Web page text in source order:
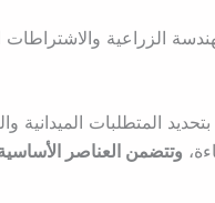
الزراعية والاشتراطات
المتطلبات الميدانية
وتتضمن العناصر الأساسية